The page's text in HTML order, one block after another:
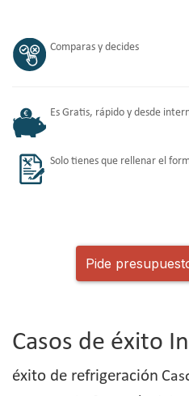
Comparas y decides
Es Gratis, rápido y desde
Solo tienes que rellenar el
Pide
Casos de éxito
éxito de refrigeración